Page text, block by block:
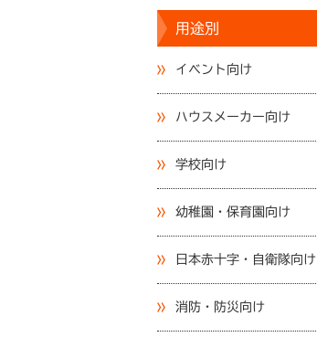
用途別
イベント向け
ハウスメーカー向け
学校向け
幼稚園・保育園向け
日本赤十字・自衛隊向け
消防・防災向け